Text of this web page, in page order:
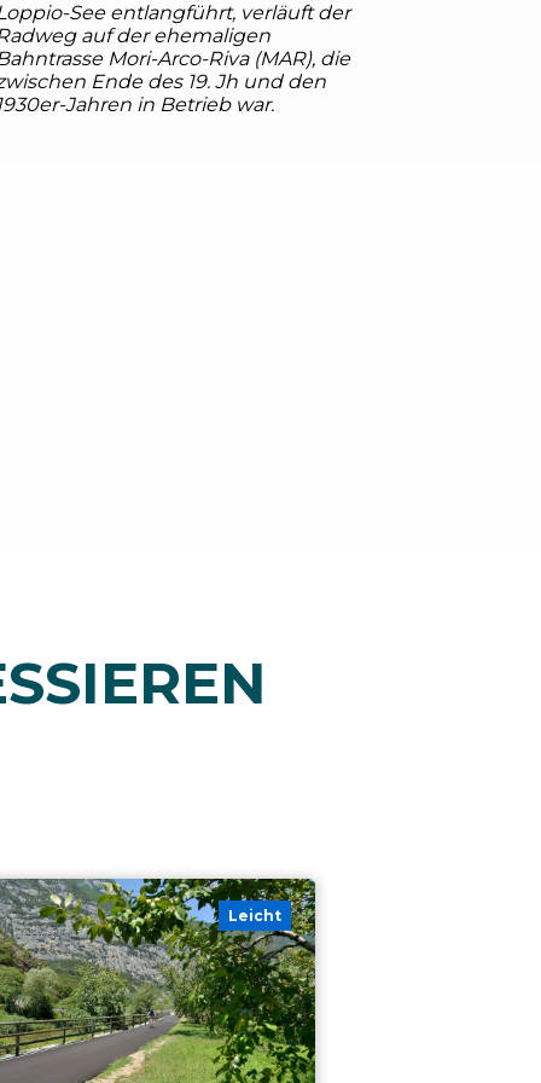
See entlangführt, verläuft der
auf der ehemaligen
Mori-Arco-Riva (MAR), die
Ende des 19. Jh und den
Jahren in Betrieb war.
Leicht